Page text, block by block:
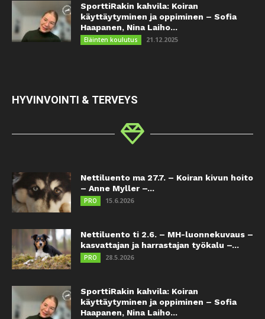
SporttiRakin kahvila: Koiran
käyttäytyminen ja oppiminen – Sofia
Haapanen, Nina Laiho...
Eläinten koulutus 21.12.2025
HYVINVOINTI & TERVEYS
Nettiluento ma 27.7. – Koiran kivun hoito
– Anne Myller –...
PRO 15.6.2026
Nettiluento ti 2.6. – MH-luonnekuvaus –
kasvattajan ja harrastajan työkalu –...
PRO 28.5.2026
SporttiRakin kahvila: Koiran
käyttäytyminen ja oppiminen – Sofia
Haapanen, Nina Laiho...